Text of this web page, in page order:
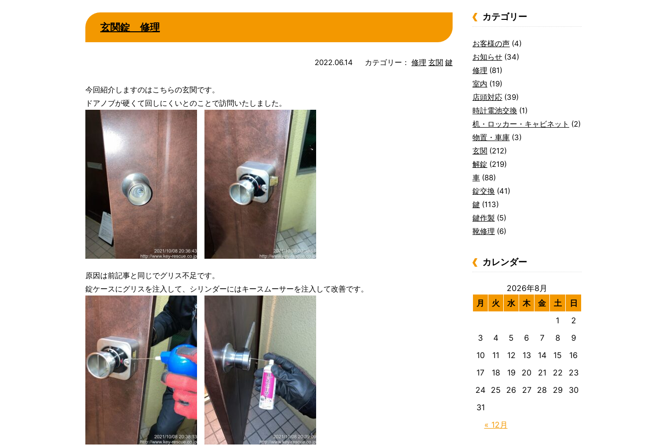
玄関錠 修理
2022.06.14 カテゴリー： 修理 玄関 鍵
今回紹介しますのはこちらの玄関です。
ドアノブが硬くて回しにくいとのことで訪問いたしました。
原因は前記事と同じでグリス不足です。
錠ケースにグリスを注入して、シリンダーにはキースムーサーを注入して改善です。
カテゴリー
お客様の声 (4)
お知らせ (34)
修理 (81)
室内 (19)
店頭対応 (39)
時計電池交換 (1)
机・ロッカー・キャビネット (2)
物置・車庫 (3)
玄関 (212)
解錠 (219)
車 (88)
錠交換 (41)
鍵 (113)
鍵作製 (5)
靴修理 (6)
カレンダー
2026年8月
月
火 水 木 金 土 日
« 12月
1
2
3
4 5 6 7 8
9
10
11 12 13 14 15
16
17
18 19 20 21 22
23
24 25 26 27 28 29
30
31